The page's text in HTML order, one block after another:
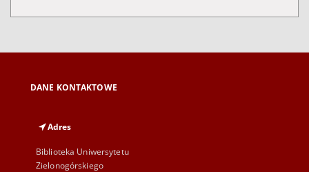
DANE KONTAKTOWE
Adres
Biblioteka Uniwersytetu
Zielonogórskiego